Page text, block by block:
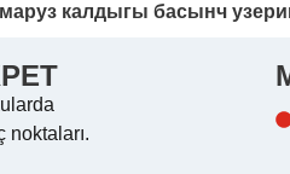
калдыгы басынч
noktaları.